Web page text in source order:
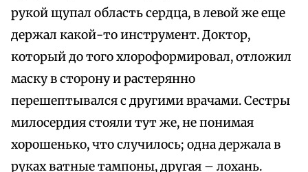
рукой щупал область сердца, в левой же еще
держал какой-то инструмент. Доктор,
который до того хлороформировал, отложил
маску в сторону и растерянно
перешептывался с другими врачами. Сестры
милосердия стояли тут же, не понимая
хорошенько, что случилось; одна держала в
руках ватные тампоны, другая – лохань.